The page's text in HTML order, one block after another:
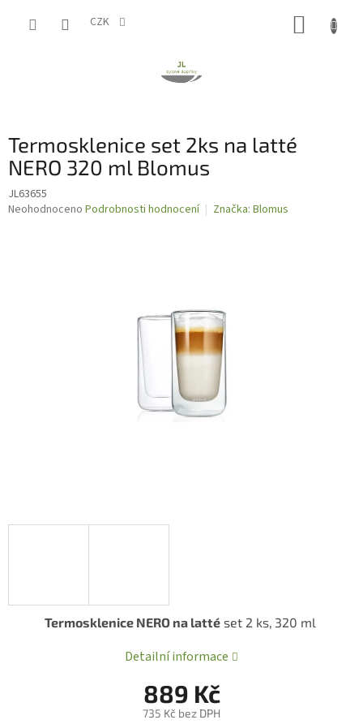
CZK
Termosklenice set 2ks na latté
NERO 320 ml Blomus
JL63655
Průměrné
Neohodnoceno Podrobnosti hodnocení Značka: Blomus
889 Kč
735 Kč bez DPH
Termosklenice NERO na lattéset 2 ks, 320 ml
Detailní informace